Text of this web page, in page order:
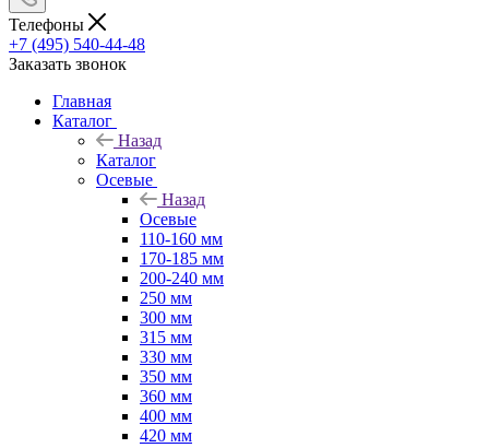
Телефоны
+7 (495) 540-44-48
Заказать звонок
Главная
Каталог
Назад
Каталог
Осевые
Назад
Осевые
110-160 мм
170-185 мм
200-240 мм
250 мм
300 мм
315 мм
330 мм
350 мм
360 мм
400 мм
420 мм